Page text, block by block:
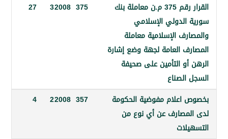
القرار رقم 375 م.ن معاملة بنك
الإسلامي
الإسلامية معاملة
العامة لجهة وضع إشارة
التأمين على صحيفة
375
27
مفوضية الحكومة
عن أي نوع من
357
4